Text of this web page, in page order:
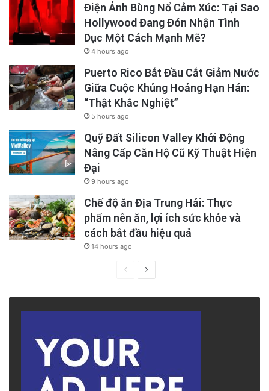
Điện Ảnh Bùng Nổ Cảm Xúc: Tại Sao
Hollywood Đang Đón Nhận Tình
Dục Một Cách Mạnh Mẽ?
4 hours ago
Puerto Rico Bắt Đầu Cắt Giảm Nước
Giữa Cuộc Khủng Hoảng Hạn Hán:
“Thật Khắc Nghiệt”
5 hours ago
Quỹ Đất Silicon Valley Khởi Động
Nâng Cấp Căn Hộ Cũ Kỹ Thuật Hiện
Đại
9 hours ago
Chế độ ăn Địa Trung Hải: Thực
phẩm nên ăn, lợi ích sức khỏe và
cách bắt đầu hiệu quả
14 hours ago
PreviousNext